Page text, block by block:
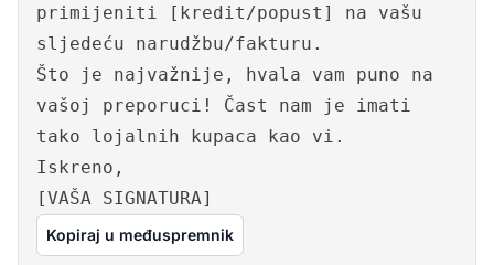
primijeniti [kredit/popust] na vašu
sljedeću narudžbu/fakturu.
Što je najvažnije, hvala vam puno na
vašoj preporuci! Čast nam je imati
tako lojalnih kupaca kao vi.
Iskreno,
[VAŠA SIGNATURA]
Kopiraj u međuspremnik